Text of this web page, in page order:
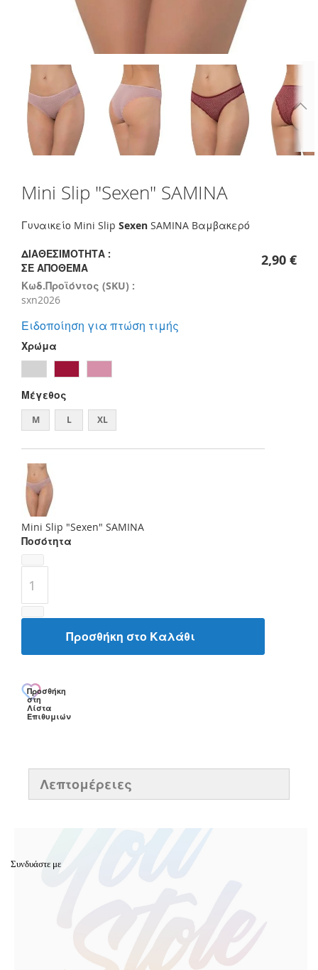
to
beginning
the
images
Mini Slip "Sexen" SAMINA
Γυναικείο Mini Slip Sexen SAMINA Bαμβακερό
ΔΙΑΘΕΣΙΜΌΤΗΤΑ :
ΣΕ ΑΠΌΘΕΜΑ
Κωδ.Προϊόντος (SKU) :
sxn2026
2,90 €
Ειδοποίηση για πτώση τιμής
Χρώμα
Μέγεθος
M L XL
Mini Slip "Sexen" SAMINA
Ποσότητα
Προσθήκη στο Καλάθι
Προσθήκη
στη
Λίστα
Επιθυμιών
Λεπτομέρειες
Συνδυάστε με